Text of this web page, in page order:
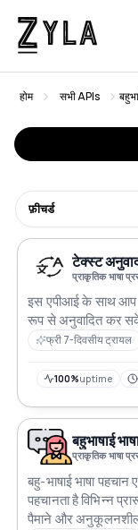
होम सभी APIs
फ़ीचर्ड
टेक्स्ट
प्राकृतिक भाषा
इस एपीआई के साथ आप
रूप से अनुवादित कर
फ्री 7-दिवसीय ट्रायल
100%uptime
बहुभाषाई
प्राकृतिक भाषा
बहु-भाषाई भाषा
पहचानता है विभिन्न
पैमाने और